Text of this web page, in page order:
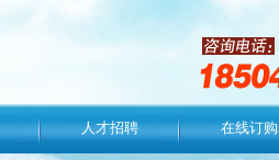
人才招聘 在线订购